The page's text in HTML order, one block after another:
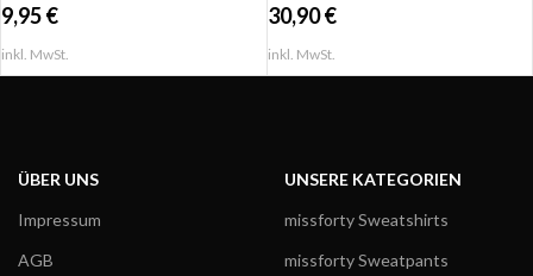
9,95€
inkl. MwSt.
30,90€
inkl. MwSt.
ÜBER UNS
Impressum
AGB
UNSERE KATEGORIEN
missforty Sweatshirts
missforty Sweatpants